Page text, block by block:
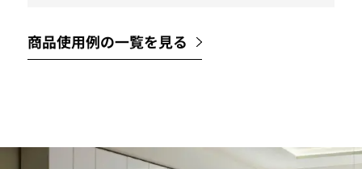
商品使用例の一覧を見る